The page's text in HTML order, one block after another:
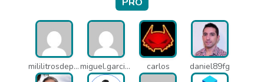
mililitrosdeperfume_lao miguel.garcia_l25 carlos daniel89fg